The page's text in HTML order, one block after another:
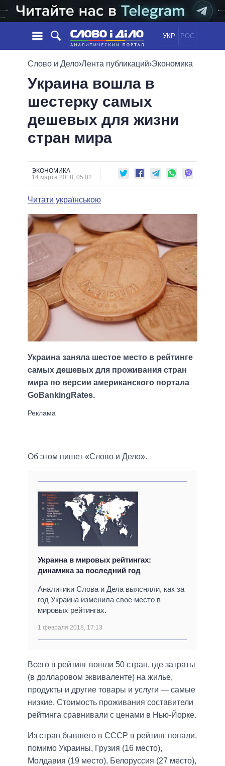
УКР РОС
НОВОСТИ
ЛЕНТА
СОБЫТИЯ
СТАТЬИ
ОБЗОРЫ
ДАЙДЖЕСТЫ
ПОЛИТИКА
ЭКОНОМИКА
ОБЩЕСТВО
ОБЕЩАНИЯ
ПОЛИТИКИ
ПРЕЗИДЕНТ И ОФИС
ВЕРХОВНАЯ РАДА
КАБИНЕТ МИНИСТРОВ
МЭРЫ
ВСЕ ПЕРСОНЫ
ИНФОГРАФИКА
ПОДДЕРЖАТЬ
СРАВНЕНИЕ ПОЛИТИКОВ
Слово и Дело›Лента публикаций›Экономика
Украина вошла в
шестерку самых
дешевых для жизни
стран мира
ЭКОНОМИКА
14 марта 2018, 05:02
Читати українською
Украина заняла шестое место в рейтинге
самых дешевых для проживания стран
мира по версии американского портала
GoBankingRates.
Об этом пишет «Слово и Дело».
Украина в мировых рейтингах:
динамика за последний год
Аналитики Слова и Дела выясняли, как за
год Украина изменила свое место в
мировых рейтингах.
1 февраля 2018, 17:13
Всего в рейтинг вошли 50 стран, где затраты
(в долларовом эквиваленте) на жилье,
продукты и другие товары и услуги — самые
низкие. Стоимость проживания составители
рейтинга сравнивали с ценами в Нью-Йорке.
Из стран бывшего в СССР в рейтинг попали,
помимо Украины, Грузия (16 место),
Молдавия (19 место), Белоруссия (27 место),